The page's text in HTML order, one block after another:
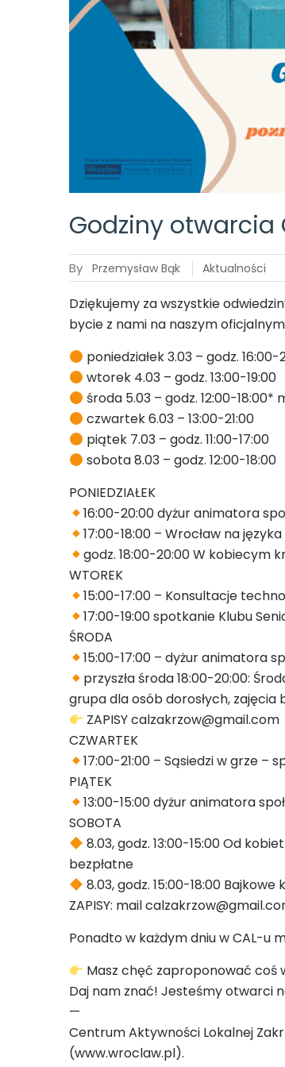
Godziny otwarcia
By Przemysław Bąk Aktualności
Dziękujemy za wszystkie
bycie z nami na naszym
poniedziałek 3.03 – godz. 16:00-
wtorek 4.03 – godz. 13:00-19:00
środa 5.03 – godz. 12:00-
czwartek 6.03 – 13:00-21:00
piątek 7.03 – godz. 11:00-17:00
sobota 8.03 – godz. 12:00-18:00
PONIEDZIAŁEK
16:00-20:00 dyżur animatora
17:00-18:00 – Wrocław na
godz. 18:00-20:00 W kobiecym
WTOREK
15:00-17:00 – Konsultacje
17:00-19:00 spotkanie Klubu
ŚRODA
15:00-17:00 – dyżur animatora
przyszła środa 18:00-20:00:
grupa dla osób dorosłych, zajęcia
ZAPISY calzakrzow@gmail.com
CZWARTEK
17:00-21:00 – Sąsiedzi w grze –
PIĄTEK
13:00-15:00 dyżur animatora
SOBOTA
8.03, godz. 13:00-15:00 Od
bezpłatne
8.03, godz. 15:00-18:00
ZAPISY: mail
Ponadto w każdym dniu w CAL-u
Masz chęć zaproponować coś
Daj nam znać! Jesteśmy otwarci
—
Centrum Aktywności Lokalnej
(www.wroclaw.pl).